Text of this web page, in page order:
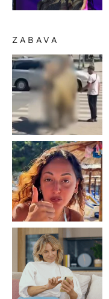
ZABAVA